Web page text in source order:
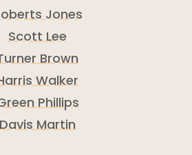
Jones
Scott Lee
Brown
Walker
Phillips
Davis Martin